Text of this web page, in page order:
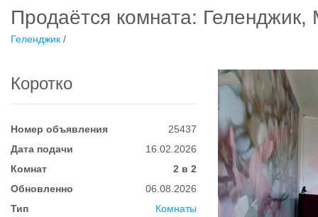
Продаётся комната: Геленджик,
Геленджик /
Коротко
Номер объявления
25437
Дата подачи
16.02.2026
Комнат
2 в 2
Обновленно
06.08.2026
Тип
Комнаты